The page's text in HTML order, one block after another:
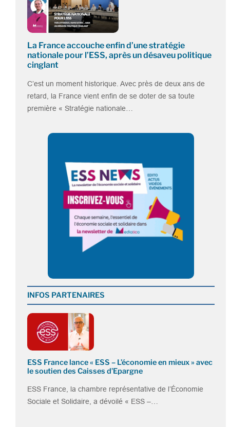
La France accouche enfin d’une stratégie
nationale pour l’ESS, après un désaveu politique
cinglant
C’est un moment historique. Avec près de deux ans de
retard, la France vient enfin de se doter de sa toute
première « Stratégie nationale…
INFOS PARTENAIRES
ESS France lance « ESS – L’économie en mieux » avec
le soutien des Caisses d’Epargne
ESS France, la chambre représentative de l’Économie
Sociale et Solidaire, a dévoilé « ESS –…